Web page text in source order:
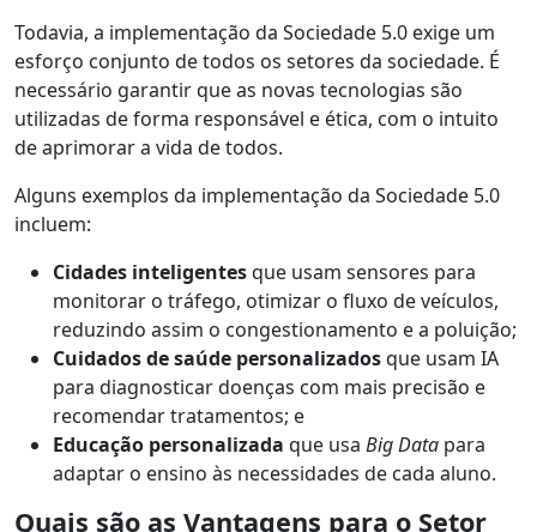
Todavia, a implementação da Sociedade 5.0 exige um
esforço conjunto de todos os setores da sociedade. É
necessário garantir que as novas tecnologias são
utilizadas de forma responsável e ética, com o intuito
de aprimorar a vida de todos.
Alguns exemplos da implementação da Sociedade 5.0
incluem:
Cidades inteligentesque usam sensores para
monitorar o tráfego, otimizar o fluxo de veículos,
reduzindo assim o congestionamento e a poluição;
Cuidados de saúde personalizadosque usam IA
para diagnosticar doenças com mais precisão e
recomendar tratamentos; e
Educação personalizada que usa Big Data para
adaptar o ensino às necessidades de cada aluno.
Quais são as Vantagens para o Setor